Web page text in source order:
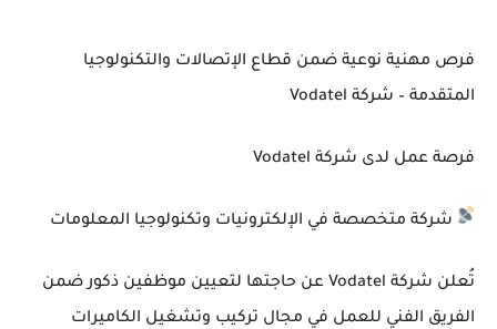
فرص مهنية نوعية ضمن قطاع الإتصالات والتكنولوجيا
المتقدمة – شركة Vodatel
فرصة عمل لدى شركة Vodatel
شركة متخصصة في الإلكترونيات وتكنولوجيا المعلومات
تُعلن شركة Vodatel عن حاجتها لتعيين موظفين ذكور ضمن
الفريق الفني للعمل في مجال تركيب وتشغيل الكاميرات